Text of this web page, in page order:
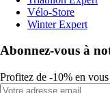
Vélo-Store
Winter Expert
Abonnez-vous à
Profitez de -10% en